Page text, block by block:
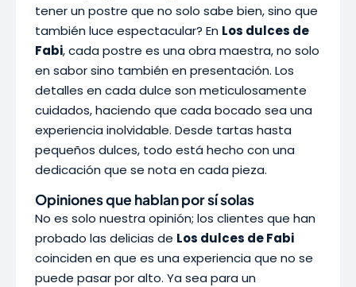
tener un postre que no solo sabe bien, sino que
también luce espectacular? En Los dulces de
Fabi, cada postre es una obra maestra, no solo
en sabor sino también en presentación. Los
detalles en cada dulce son meticulosamente
cuidados, haciendo que cada bocado sea una
experiencia inolvidable. Desde tartas hasta
pequeños dulces, todo está hecho con una
dedicación que se nota en cada pieza.
Opiniones que hablan por sí solas
No es solo nuestra opinión; los clientes que han
probado las delicias de Los dulces de Fabi
coinciden en que es una experiencia que no se
puede pasar por alto. Ya sea para un